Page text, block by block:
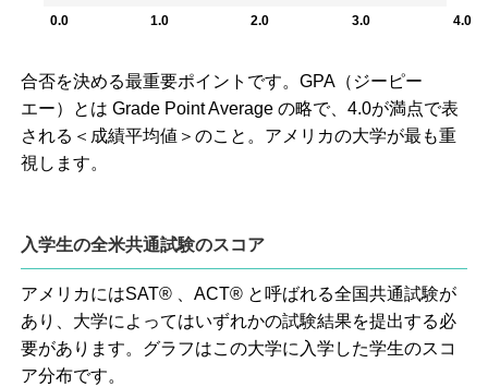
0.0 1.0 2.0 3.0 4.0
合否を決める最重要ポイントです。GPA（ジーピー
エー）とは Grade Point Average の略で、4.0が満点で表
される＜成績平均値＞のこと。アメリカの大学が最も重
視します。
入学生の全米共通試験のスコア
アメリカにはSAT® 、ACT® と呼ばれる全国共通試験が
あり、大学によってはいずれかの試験結果を提出する必
要があります。グラフはこの大学に入学した学生のスコ
ア分布です。